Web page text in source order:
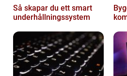
Så skapar du ett smart
underhållningssystem